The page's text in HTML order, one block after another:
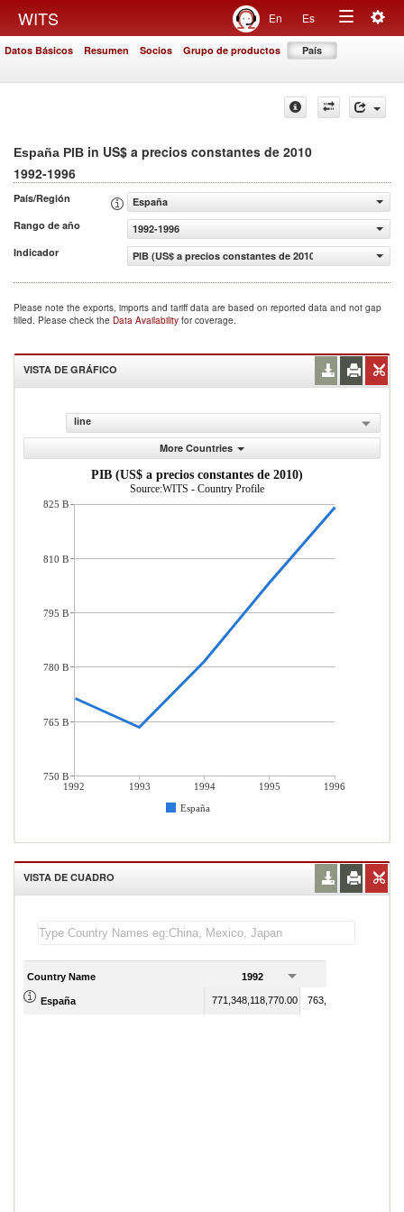
WITS En Es
Toggle
Datos Básicos Resumen Socios Grupo de productos País
España PIB in US$ a precios constantes de 2010
1992-1996
País/Región
España
Rango de año
1992-1996
Indicador
PIB (US$ a precios constantes de 2010)
Please note the exports, imports and tariff data are based on reported data and not gap
filled. Please check the Data Availability for coverage.
VISTA DE GRÁFICO
line
More Countries
PIB (US$ a precios constantes de 2010)
Source:WITS - Country Profile
1992 1993 1994 1995
1996
España
825 B
810 B
795 B
780 B
765 B
750 B
VISTA DE CUADRO
Country Name 1992
España 771,348,118,770.00 763,391,725,890.00